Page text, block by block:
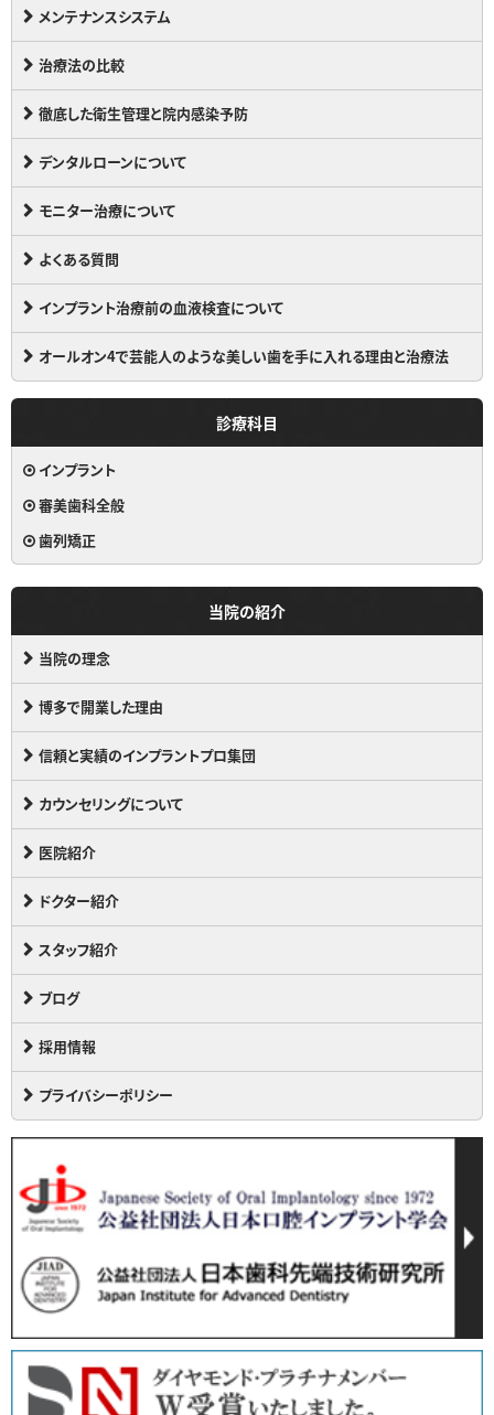
メンテナンスシステム
治療法の比較
徹底した衛生管理と院内感染予防
デンタルローンについて
モニター治療について
よくある質問
インプラント治療前の血液検査について
オールオン4で芸能人のような美しい歯を手に入れる理由と治療法
診療科目
インプラント
審美歯科全般
歯列矯正
当院の紹介
当院の理念
博多で開業した理由
信頼と実績のインプラントプロ集団
カウンセリングについて
医院紹介
ドクター紹介
スタッフ紹介
ブログ
採用情報
プライバシーポリシー